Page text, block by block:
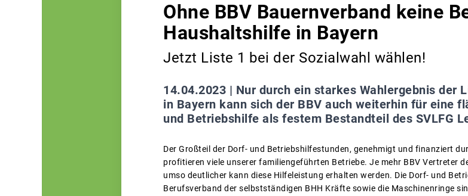
Ohne BBV Bauernverband keine
Haushaltshilfe in Bayern
Jetzt Liste 1 bei der Sozialwahl wählen!
14.04.2023 | Nur durch ein starkes Wahlergebnis der
in Bayern kann sich der BBV auch weiterhin für eine
und Betriebshilfe als festem Bestandteil des SVLFG
Der Großteil der Dorf- und Betriebshilfestunden, genehmigt und finanziert
profitieren viele unserer familiengeführten Betriebe. Je mehr BBV Vertreter
umso deutlicher kann diese Hilfeleistung erhalten werden. Die Dorf- und
Berufsverband der selbstständigen BHH Kräfte sowie die Maschinenringe